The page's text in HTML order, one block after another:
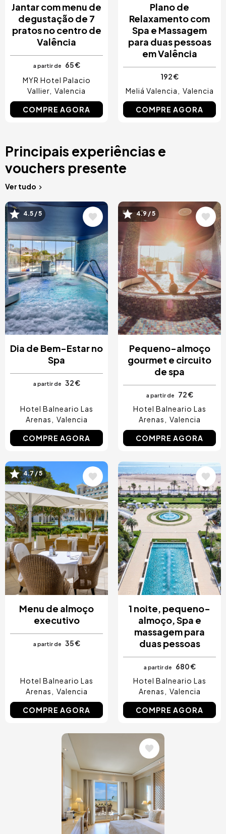
Jantar com menu de
degustação de 7
pratos no centro de
Valência
a partir de
65 €
MYR Hotel Palacio
Vallier Valencia
COMPRE AGORA
Plano de
Relaxamento com
Spa e Massagem
para duas pessoas
em Valência
192 €
Meliá Valencia
Valencia
COMPRE AGORA
Principais experiências e
vouchers presente
Ver tudo
Imagem
4.5 / 5
Dia de Bem-Estar no
Spa
a partir de 32 €
Hotel Balneario Las
Arenas
Valencia
COMPRE AGORA
Imagem
4.9 / 5
Pequeno-almoço
gourmet e circuito
de spa
a partir de
72 €
Hotel Balneario Las
Arenas
Valencia
COMPRE AGORA
Imagem
4.7 / 5
Menu de almoço
executivo
a partir de 35 €
Hotel Balneario Las
Arenas
Valencia
COMPRE AGORA
Imagem
1 noite, pequeno-
almoço, Spa e
massagem para
duas pessoas
a partir de
680 €
Hotel Balneario Las
Arenas
Valencia
COMPRE AGORA
Imagem